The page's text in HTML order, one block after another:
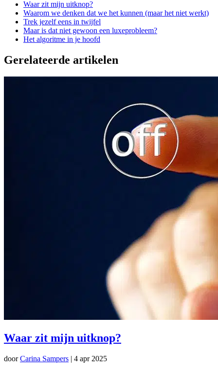
Waar zit mijn uitknop?
Waarom we denken dat we het kunnen (maar het niet werkt)
Trek jezelf eens in twijfel
Maar is dat niet gewoon een luxeprobleem?
Het algoritme in je hoofd
Gerelateerde artikelen
Waar zit mijn uitknop?
doorCarina Sampers | 4 apr 2025